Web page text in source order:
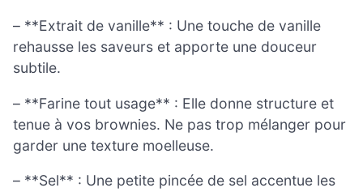
– **Extrait de vanille** : Une touche de vanille
rehausse les saveurs et apporte une douceur
subtile.
– **Farine tout usage** : Elle donne structure et
tenue à vos brownies. Ne pas trop mélanger pour
garder une texture moelleuse.
– **Sel** : Une petite pincée de sel accentue les